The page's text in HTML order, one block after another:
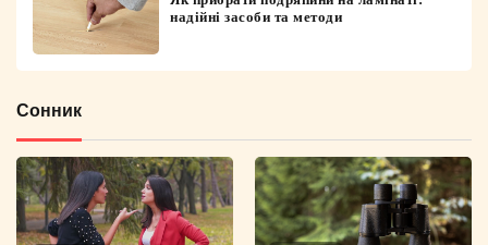
надійні засоби та методи
Сонник